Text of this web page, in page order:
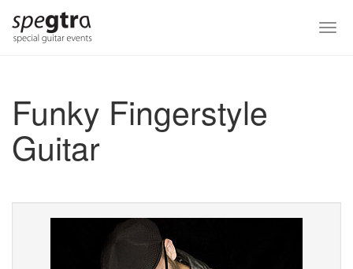
main
Funky Fingerstyle
Guitar